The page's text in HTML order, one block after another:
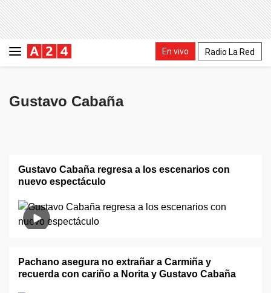
En vivo Radio La Red
Gustavo Cabaña
Gustavo Cabaña regresa a los escenarios con
nuevo espectáculo
Pachano asegura no extrañar a Carmiña y
recuerda con cariño a Norita y Gustavo Cabaña